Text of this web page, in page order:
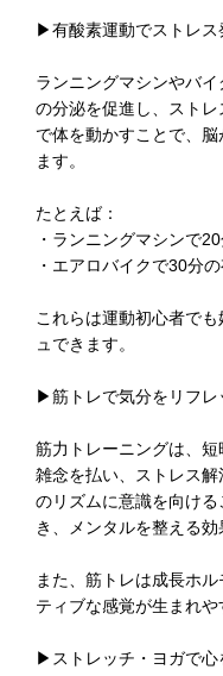
▶有酸素運動でストレス
ランニングマシンやバ
の分泌を促進し、スト
で体を動かすことで、
ます。
たとえば：
・ランニングマシンで
・エアロバイクで30分
これらは運動初心者で
ュできます。
▶筋トレで気分をリフレ
筋力トレーニングは、短
雑念を払い、ストレス
のリズムに意識を向ける
き、メンタルを整える効
また、筋トレは成長ホ
ティブな感覚が生まれや
▶ストレッチ・ヨガで心